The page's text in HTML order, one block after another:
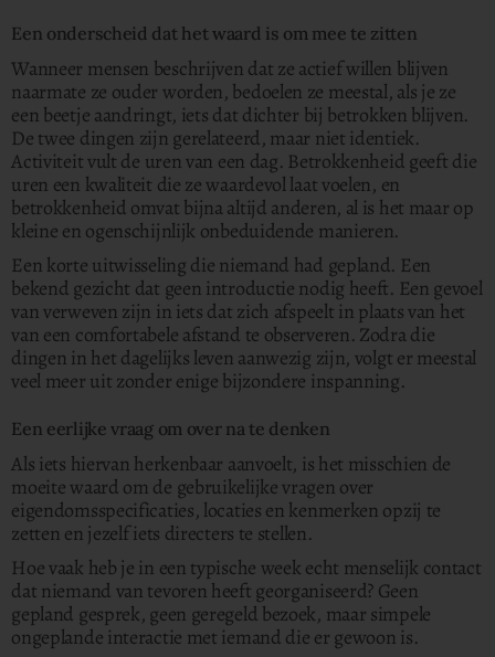
Een onderscheid dat het waard is om mee te zitten
Wanneer mensen beschrijven dat ze actief willen blijven
naarmate ze ouder worden, bedoelen ze meestal, als je ze
een beetje aandringt, iets dat dichter bij betrokken blijven.
De twee dingen zijn gerelateerd, maar niet identiek.
Activiteit vult de uren van een dag. Betrokkenheid geeft die
uren een kwaliteit die ze waardevol laat voelen, en
betrokkenheid omvat bijna altijd anderen, al is het maar op
kleine en ogenschijnlijk onbeduidende manieren.
Een korte uitwisseling die niemand had gepland. Een
bekend gezicht dat geen introductie nodig heeft. Een gevoel
van verweven zijn in iets dat zich afspeelt in plaats van het
van een comfortabele afstand te observeren. Zodra die
dingen in het dagelijks leven aanwezig zijn, volgt er meestal
veel meer uit zonder enige bijzondere inspanning.
Een eerlijke vraag om over na te denken
Als iets hiervan herkenbaar aanvoelt, is het misschien de
moeite waard om de gebruikelijke vragen over
eigendomsspecificaties, locaties en kenmerken opzij te
zetten en jezelf iets directers te stellen.
Hoe vaak heb je in een typische week echt menselijk contact
dat niemand van tevoren heeft georganiseerd? Geen
gepland gesprek, geen geregeld bezoek, maar simpele
ongeplande interactie met iemand die er gewoon is.